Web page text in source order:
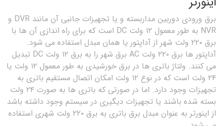
برق ورودی دوربین مداربسته و یا تجهیزات جانبی آن مانند DVR و
NVR به طور معمول ۱۲ ولت DC است که برای راه اندازی آن ها با
برق ۲۲۰ ولت شهر از آداپتور یا همان مبدل استفاده می شود.
آداپتور ها برق ۲۲۰ ولت AC برق شهر را به برق ۱۲ ولت DC تبدیل
می کنند. ولتاژ باتری ها در برق خورشیدی به طور معمول ۱۲ ولت یا
۲۴ ولت است که در نوع ۱۲ ولت امکان اتصال مستقیم باتری به
تجهیزات وجود دارد. اما در صورتی که باتری ها به صورت ۲۴ ولت
بسته شده باشند یا تجهیزات دیگیری در سیستم وجود داشته باشد
از اینورتر به عنوان مبدل برق باتری به برق ۲۲۰ ولت شهری استفاده